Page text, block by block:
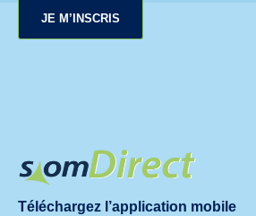
JE M’INSCRIS
Téléchargez l’application mobile